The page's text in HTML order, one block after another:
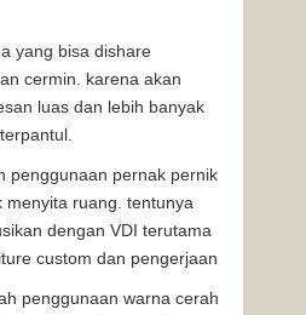
yang bisa dishare
cermin. karena akan
luas dan lebih banyak
penggunaan pernak pernik
menyita ruang. tentunya
dengan VDI terutama
custom dan pengerjaan
penggunaan warna cerah